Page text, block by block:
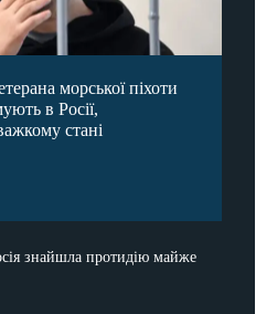
морської піхоти
в Росії,
стані
знайшла протидію майже